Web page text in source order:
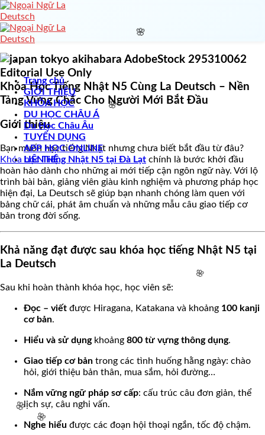
🌸
🌸
Skip
to
content
Trang chủ
GIỚI THIỆU
KHÓA HỌC
DU HỌC CHÂU Á
Du Học Châu Âu
TUYỂN DỤNG
APP HỌC ONLINE
LIÊN HỆ
Khóa Học Tiếng Nhật N5 Cùng La Deutsch – Nền
Tảng Vững Chắc Cho Người Mới Bắt Đầu
Giới thiệu
Bạn muốn học tiếng Nhật nhưng chưa biết bắt đầu từ đâu?
Khóa họcTiếng Nhật N5 tại Đà Lạt chính là bước khởi đầu
hoàn hảo dành cho những ai mới tiếp cận ngôn ngữ này. Với lộ
trình bài bản, giảng viên giàu kinh nghiệm và phương pháp học
hiện đại, La Deutsch sẽ giúp bạn nhanh chóng làm quen với
bảng chữ cái, phát âm chuẩn và những mẫu câu giao tiếp cơ
bản trong đời sống.
Khả năng đạt được sau khóa học tiếng Nhật N5 tại
La Deutsch
Sau khi hoàn thành khóa học, học viên sẽ:
Đọc – viết được Hiragana, Katakana và khoảng 100 kanji
cơ bản.
Hiểu và sử dụngkhoảng 800 từ vựng thông dụng.
Giao tiếp cơ bản trong các tình huống hằng ngày: chào
hỏi, giới thiệu bản thân, mua sắm, hỏi đường…
Nắm vững ngữ pháp sơ cấp: cấu trúc câu đơn giản, thể
lịch sự, câu nghi vấn.
Nghe hiểu được các đoạn hội thoại ngắn, tốc độ chậm.